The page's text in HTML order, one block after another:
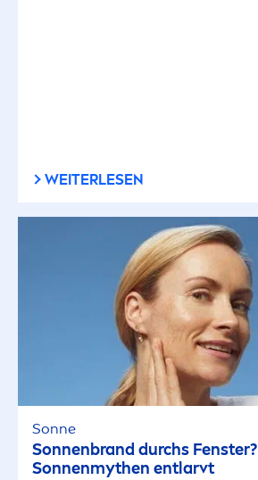
WEITERLESEN
Sonne
Sonnenbrand durchs Fenster?
Sonnenmythen entlarvt